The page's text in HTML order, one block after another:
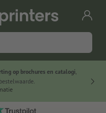
op brochures en catalogi,